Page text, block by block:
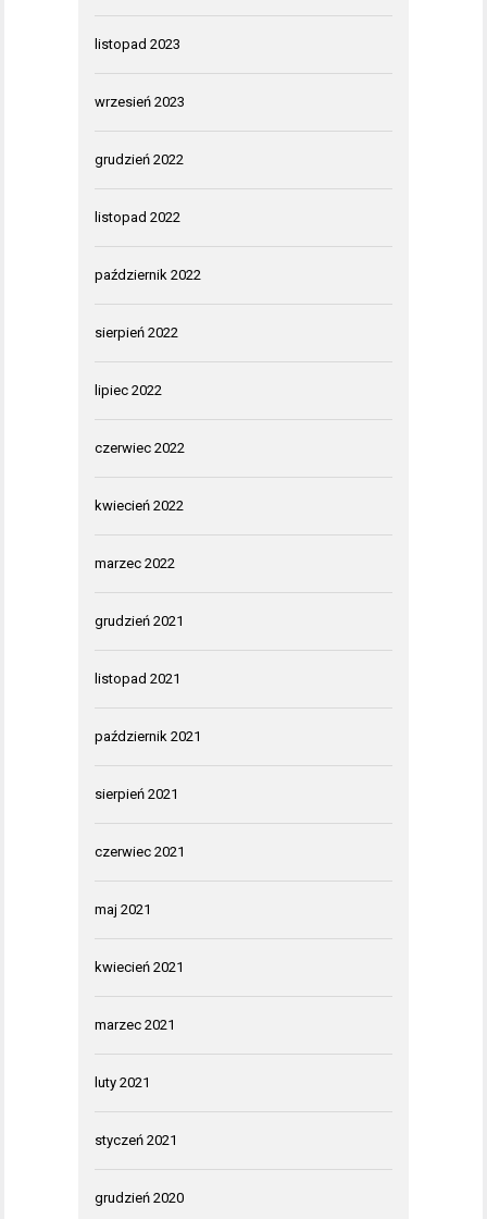
listopad 2023
wrzesień 2023
grudzień 2022
listopad 2022
październik 2022
sierpień 2022
lipiec 2022
czerwiec 2022
kwiecień 2022
marzec 2022
grudzień 2021
listopad 2021
październik 2021
sierpień 2021
czerwiec 2021
maj 2021
kwiecień 2021
marzec 2021
luty 2021
styczeń 2021
grudzień 2020